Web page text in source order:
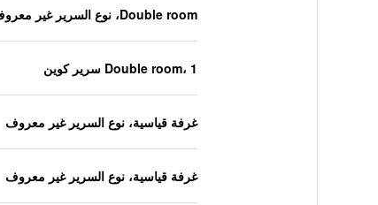
Double room، نوع السرير غير معروف
Double room، 1 سرير كوين
غرفة قياسية، نوع السرير غير معروف
غرفة قياسية، نوع السرير غير معروف